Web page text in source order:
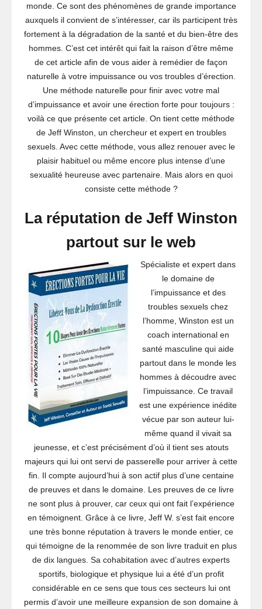
monde. Ce sont des phénomènes de grande importance
auxquels il convient de s’intéresser, car ils participent très
fortement à la dégradation de la santé et du bien-être des
hommes. C’est cet intérêt qui fait la raison d’être même
de cet article afin de vous aider à remédier de façon
naturelle à votre impuissance ou vos troubles d’érection.
Une méthode naturelle pour finir avec votre mal
d’impuissance et avoir une érection forte pour toujours :
voilà ce que présente cet article. On tient cette méthode
de Jeff Winston, un chercheur et expert en troubles
sexuels. Avec cette méthode, vous allez renouer avec le
plaisir habituel ou même encore plus intense d’une
sexualité heureuse avec partenaire. Mais alors en quoi
consiste cette méthode ?
La réputation de Jeff Winston
partout sur le web
Spécialiste et expert dans
le domaine de
l’impuissance et des
troubles sexuels chez
l’homme, Winston est un
coach international en
santé masculine qui aide
partout dans le monde les
hommes à découdre avec
l’impuissance. Ce travail
est une expérience inédite
vécue par son auteur lui-
même quand il vivait sa
jeunesse, et c’est précisément d’où il tient ses atouts
majeurs qui lui ont servi de passerelle pour arriver à cette
fin. Il compte aujourd’hui à son actif plus d’une centaine
de preuves et dans le domaine. Les preuves de ce livre
ne sont plus à prouver, car ceux qui ont fait l’expérience
en témoignent. Grâce à ce livre, Jeff W. s’est fait encore
une très bonne réputation à travers le monde entier, ce
qui témoigne de la renommée de son livre traduit en plus
de dix langues. Sa cohabitation avec d’autres experts
sportifs, biologique et physique lui a été d’un profit
considérable en ce sens que tous ces secteurs lui ont
permis d’avoir une meilleure expansion de son domaine à